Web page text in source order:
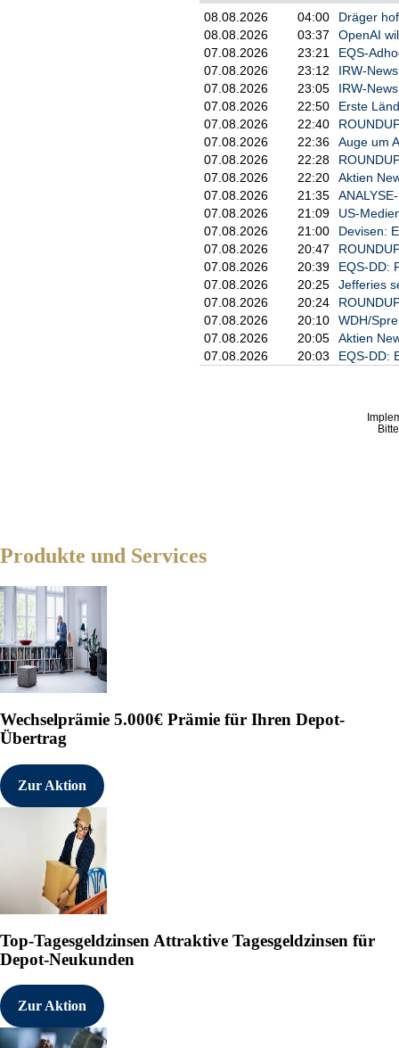
08.08.2026
04:00
Dräger
08.08.2026
03:37
OpenAI
07.08.2026
23:21
EQS-
07.08.2026
23:12
IRW-
07.08.2026
23:05
IRW-
07.08.2026
22:50
Erste
07.08.2026
22:40
07.08.2026
22:36
Auge um
07.08.2026
22:28
07.08.2026
22:20
Aktien
07.08.2026
21:35
07.08.2026
21:09
US-
07.08.2026
21:00
Devisen:
07.08.2026
20:47
07.08.2026
20:39
EQS-DD:
07.08.2026
20:25
Jefferies
07.08.2026
20:24
07.08.2026
20:10
WDH/
07.08.2026
20:05
Aktien
07.08.2026
20:03 EQS-DD:
Produkte und Services
Wechselprämie 5.000€ Prämie für Ihren Depot-
Übertrag
Zur Aktion
Top-Tagesgeldzinsen Attraktive Tagesgeldzinsen für
Depot-Neukunden
Zur Aktion